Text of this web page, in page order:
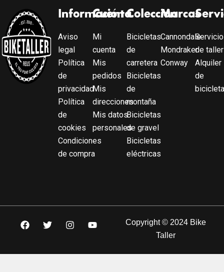
Información
Aviso
legal
Política
de
privacidad
Política
de
cookies
Condiciones
de compra
Cuenta
Mi
cuenta
Mis
pedidos
Mis
direcciones
Mis datos
personales
Colección
Bicicletas
de
carretera
Bicicletas
de
montaña
Bicicletas
de gravel
Bicicletas
eléctricas
Marcas
Cannondale
Mondraker
Conway
Servicio
de taller
Alquiler
de
Copyright © 2024 Bike
Taller
F
a
b
T
w
t
I
n
a
Y
o
u